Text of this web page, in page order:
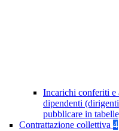
Incarichi conferiti e
dipendenti
pubblicare in
Contrattazione collettiva 4